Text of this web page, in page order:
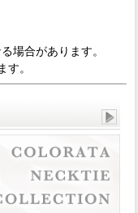
場合があります。
。